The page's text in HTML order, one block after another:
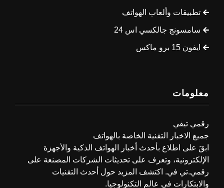
تطبيقات وألعاب الهواتف
سامسونج جالكسي اس 24
ايفون 15 برو ماكس
معلومات
رقمي تيفي
جميع الاخبار التقنية الخاصة بالهواتف
ابقَ على اطلاع بأحدث أخبار الهواتف الذكية والأجهزة
الإلكترونية، وتعرف على تحديثات الشركات المصنعة على
رقمي.تي في. اكتشف المزيد حول أحدث التقنيات
والابتكارات في عالم التكنولوجيا.